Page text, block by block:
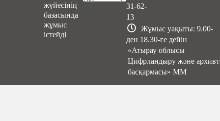
жүйесінің
базасында
жұмыс
істейді
31-62-
13
Жұмыс уақыты: 9.00-
ден 18.30-ге дейін
«Атырау облысы
Цифрландыру және
басқармасы» ММ